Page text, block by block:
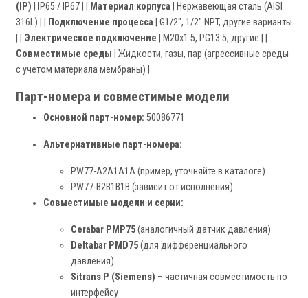
(IP) | IP65 / IP67 | | Материал корпуса | Нержавеющая сталь (AISI
316L) | |
Подключение процесса | G1/2", 1/2" NPT, другие варианты
Электрическое подключение | M20x1.5, PG13.5, другие | |
Совместимые среды | Жидкости, газы, пар (агрессивные среды
с учетом материала мембраны) |
Парт-номера и совместимые модели
Основной парт-номер: 50086771
Альтернативные парт-номера:
PW77-A2A1A1A (пример, уточняйте в каталоге)
PW77-B2B1B1B (зависит от исполнения)
Совместимые модели и серии:
Cerabar PMP75(аналогичный датчик давления)
Deltabar PMD75(для дифференциального
давления)
Sitrans P (Siemens) – частичная совместимость по
интерфейсу